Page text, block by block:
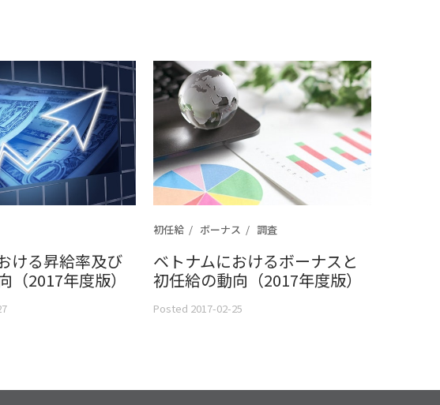
ける昇給率及び
（2017年度版）
初任給 ボーナス 調査
ベトナムにおけるボーナスと
初任給の動向（2017年度版）
Posted 2017-02-25